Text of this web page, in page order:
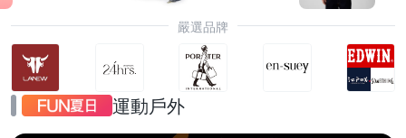
嚴選品牌
運動戶外